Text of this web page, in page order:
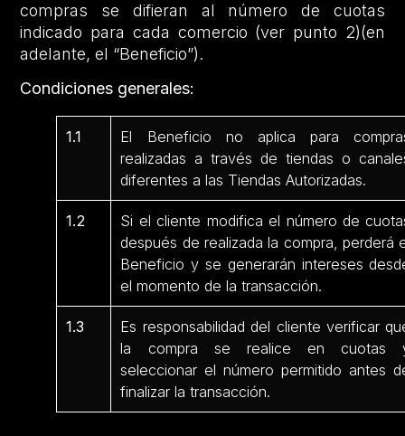
compras se difieran al número de cuotas
indicado para cada comercio (ver punto 2)(en
adelante, el “Beneficio”).
Condiciones generales:
1.1
El Beneficio no aplica para
realizadas a través de tiendas o
diferentes a las Tiendas Autorizadas.
1.2
Si el cliente modifica el número de
después de realizada la compra, perderá
Beneficio y se generarán intereses
el momento de la transacción.
1.3
Es responsabilidad del cliente verificar
la compra se realice en cuotas
seleccionar el número permitido antes
finalizar la transacción.